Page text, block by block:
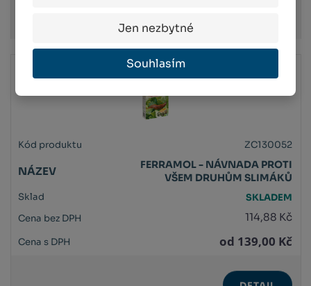
Jen nezbytné
Souhlasím
ZC130052
FERRAMOL - NÁVNADA PROTI
VŠEM DRUHŮM SLIMÁKŮ
SKLADEM
114,88 Kč
od 139,00 Kč